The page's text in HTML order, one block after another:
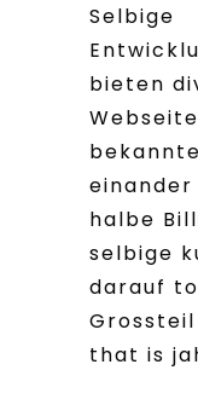
Selbige
bieten
einander
halbe
selbige
darauf
that is